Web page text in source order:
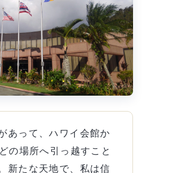
あって、ハワイ会館か
の場所へ引っ越すこと
新たな天地で、私は信